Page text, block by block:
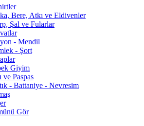
Bere, Atkı ve Eldivenler
Şal ve Fularlar
- Mendil
- Şort
Giyim
ve Paspas
- Battaniye - Nevresim
Gör